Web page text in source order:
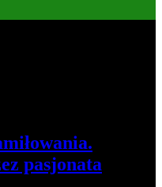
pasjonata